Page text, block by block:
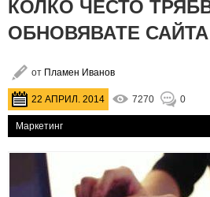
КОЛКО ЧЕСТО
ОБНОВЯВАТЕ
от Пламен Иванов
7270 0
22 АПРИЛ. 2014
Маркетинг